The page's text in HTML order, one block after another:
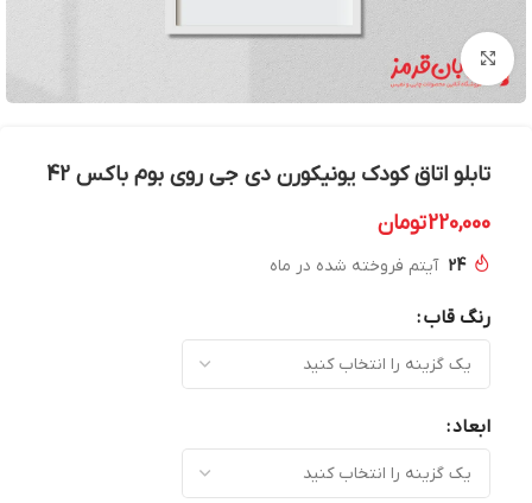
بزرگنمایی تصویر
تابلو اتاق کودک یونیکورن دی جی روی بوم باکس 42
220,000تومان
24 آیتم فروخته شده در ماه
رنگ قاب
ابعاد